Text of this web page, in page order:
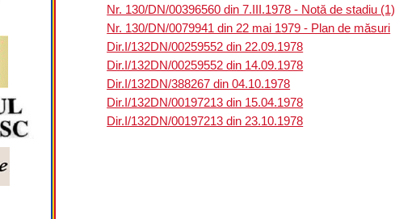
Nr. 130/DN/00396560 din 7.III.1978 - Notă de stadiu (1)
Nr. 130/DN/0079941 din 22 mai 1979 - Plan de măsuri
Dir.I/132DN/00259552 din 22.09.1978
Dir.I/132DN/00259552 din 14.09.1978
Dir.I/132DN/388267 din 04.10.1978
Dir.I/132DN/00197213 din 15.04.1978
Dir.I/132DN/00197213 din 23.10.1978